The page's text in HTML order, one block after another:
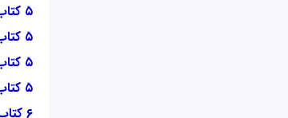
۵ کتاب پیشنهادی برای علاقه‌مندان هوش مصنوعی
۵ کتاب پیشنهادی برای علاقه‌مندان اینترنت اشیا
۵ کتاب پیشنهادی برای علاقه‌مندان سیستم‌عامل
۵ کتاب پیشنهادی برای علاقه‌مندان امنیت
۶ کتاب پیشنهادی برای علاقه‌مندان برنامه‌نویسی